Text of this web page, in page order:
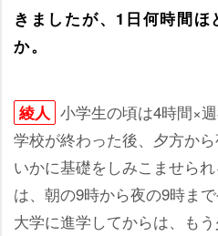
きましたが、1日何時間
か。
綾人 小学生の頃は4時間×
学校が終わった後、夕方か
いかに基礎をしみこませら
は、朝の9時から夜の9時ま
大学に進学してからは、も